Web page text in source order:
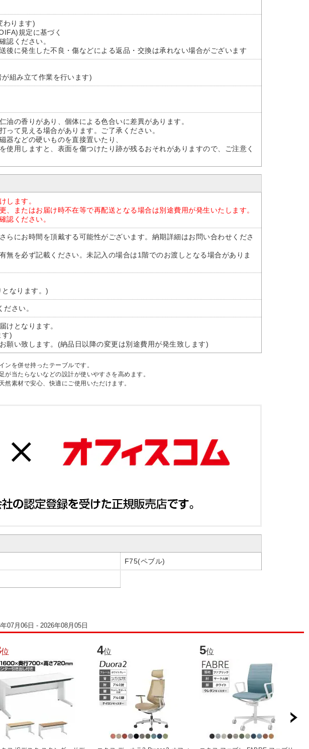
わります)
規定に基づく
認ください。
後に発生した不良・傷などによる返品・交換は承れない場合がございます
組み立て作業を行います)
油の香りがあり、個体による色合いに差異があります。
て見える場合があります。ご了承ください。
器などの硬いものを直接置いたり、
用しますと、表面を傷つけたり跡が残るおそれがありますので、ご注意く
します。
、またはお届け時不在等で再配送となる場合は別途費用が発生いたします。
認ください。
らにお時間を頂戴する可能性がございます。納期詳細はお問い合わせくださ
無を必ず記載ください。未記入の場合は1階でのお渡しとなる場合がありま
なります。)
さい。
けとなります。
す)
願い致します。(納品日以降の変更は別途費用が発生致します)
ンを併せ持ったテーブルです。
当たらないなどの設計が使いやすさを高めます。
素材で安心、快適にご使用いただけます。
F75(ペブル)
07月06日 - 2026年08月05日
位 4位 5位